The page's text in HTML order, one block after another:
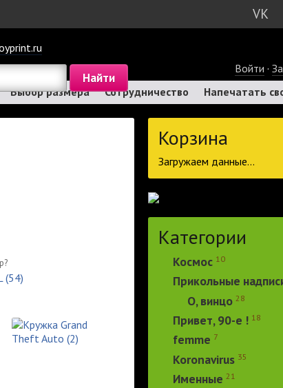
VK
Войти ·
Выбор размера Сотрудничество Напечатать
(54)
Корзина
Загружаем данные...
Категории
Космос 10
Прикольные
О, винцо 28
Привет, 90-е ! 18
femme 7
Koronavirus 35
Именные 21